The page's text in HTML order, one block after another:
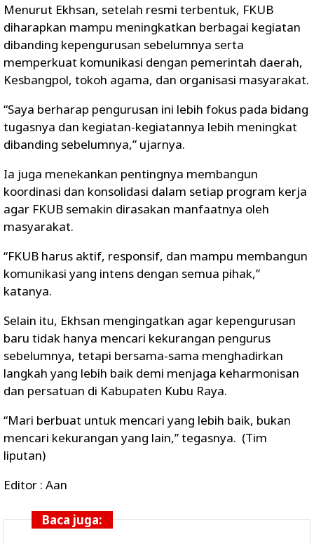
Menurut Ekhsan, setelah resmi terbentuk, FKUB
diharapkan mampu meningkatkan berbagai kegiatan
dibanding kepengurusan sebelumnya serta
memperkuat komunikasi dengan pemerintah daerah,
Kesbangpol, tokoh agama, dan organisasi masyarakat.
“Saya berharap pengurusan ini lebih fokus pada bidang
tugasnya dan kegiatan-kegiatannya lebih meningkat
dibanding sebelumnya,” ujarnya.
Ia juga menekankan pentingnya membangun
koordinasi dan konsolidasi dalam setiap program kerja
agar FKUB semakin dirasakan manfaatnya oleh
masyarakat.
“FKUB harus aktif, responsif, dan mampu membangun
komunikasi yang intens dengan semua pihak,”
katanya.
Selain itu, Ekhsan mengingatkan agar kepengurusan
baru tidak hanya mencari kekurangan pengurus
sebelumnya, tetapi bersama-sama menghadirkan
langkah yang lebih baik demi menjaga keharmonisan
dan persatuan di Kabupaten Kubu Raya.
“Mari berbuat untuk mencari yang lebih baik, bukan
mencari kekurangan yang lain,” tegasnya. (Tim
liputan)
Editor : Aan
Baca juga: